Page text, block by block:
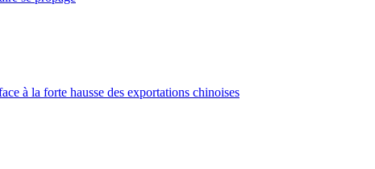
à la forte hausse des exportations chinoises